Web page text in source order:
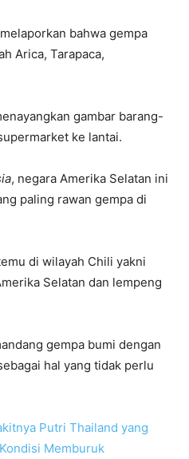
bahwa gempa
Arica, Tarapaca,
gambar barang-
ke lantai.
, negara Amerika Selatan ini
paling rawan gempa di
di wilayah Chili yakni
Selatan dan lempeng
gempa bumi dengan
hal yang tidak perlu
Putri Thailand yang
Memburuk